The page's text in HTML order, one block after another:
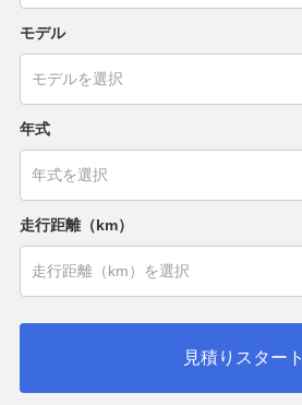
モデル
年式
走行距離（km）
見積りスタート